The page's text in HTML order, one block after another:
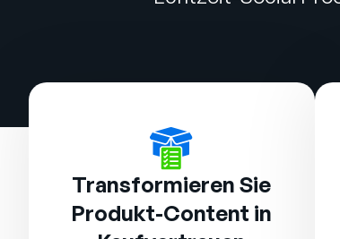
Transformieren Sie
Produkt-Content in